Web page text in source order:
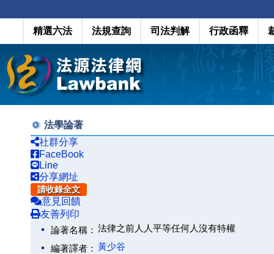
精選六法 法規查詢 司法判解 行政函釋
法學論著
社群分享
FaceBook
Line
分享網址
請收錄全文
意見回饋
友善列印
論著名稱： 法律之前人人平等任何人沒有特權
編著譯者： 黃少谷